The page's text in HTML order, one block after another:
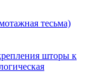
тесьма)
шторы к